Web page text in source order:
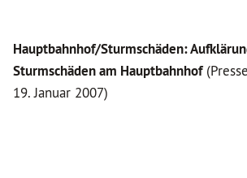
Hauptbahnhof/Sturmschäden:
Sturmschäden am Hauptbahnhof
19. Januar 2007)